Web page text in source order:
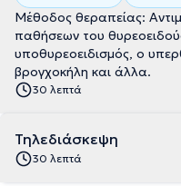
Μέθοδος θεραπείας:
παθήσεων του
υποθυρεοειδισμός, ο
βρογχοκήλη και άλλα.
30 λεπτά
Τηλεδιάσκεψη
30 λεπτά